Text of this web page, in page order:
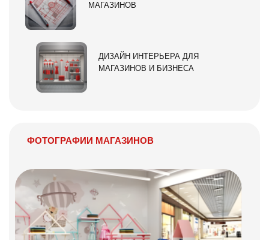
МАГАЗИНОВ
ДИЗАЙН ИНТЕРЬЕРА ДЛЯ
МАГАЗИНОВ И БИЗНЕСА
ФОТОГРАФИИ МАГАЗИНОВ